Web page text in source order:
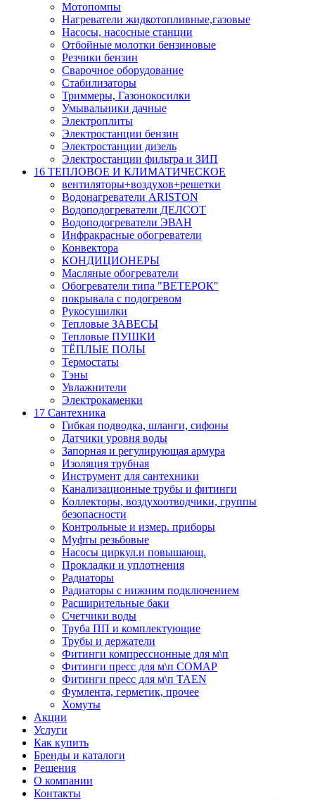
Мотопомпы
Нагреватели жидкотопливные,газовые
Насосы, насосные станции
Отбойные молотки бензиновые
Резчики бензин
Сварочное оборудование
Стабилизаторы
Триммеры, Газонокосилки
Умывальники дачные
Электроплиты
Электростанции бензин
Электростанции дизель
Электростанции фильтра и ЗИП
16 ТЕПЛОВОЕ И КЛИМАТИЧЕСКОЕ
вентиляторы+воздухов+решетки
Водонагреватели ARISTON
Водоподогреватели ДЕЛСОТ
Водоподогреватели ЭВАН
Инфракрасные обогреватели
Конвектора
КОНДИЦИОНЕРЫ
Масляные обогреватели
Обогреватели типа "ВЕТЕРОК"
покрывала с подогревом
Рукосушилки
Тепловые ЗАВЕСЫ
Тепловые ПУШКИ
ТЁПЛЫЕ ПОЛЫ
Термостаты
Тэны
Увлажнители
Электрокаменки
17 Сантехника
Гибкая подводка, шланги, сифоны
Датчики уровня воды
Запорная и регулирующая армура
Изоляция трубная
Инструмент для сантехники
Канализационные трубы и фитинги
Коллекторы, воздухоотводчики, группы
безопасности
Контрольные и измер. приборы
Муфты резьбовые
Насосы циркул.и повышающ.
Прокладки и уплотнения
Радиаторы
Радиаторы с нижним подключением
Расширительные баки
Счетчики воды
Труба ПП и комплектующие
Трубы и держатели
Фитинги компрессионные для м\п
Фитинги пресс для м\п COMAP
Фитинги пресс для м\п TAEN
Фумлента, герметик, прочее
Хомуты
Акции
Услуги
Как купить
Бренды и каталоги
Решения
О компании
Контакты